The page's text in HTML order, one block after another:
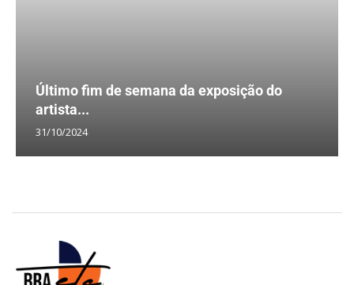
Último fim de semana da exposição do
artista...
31/10/2024